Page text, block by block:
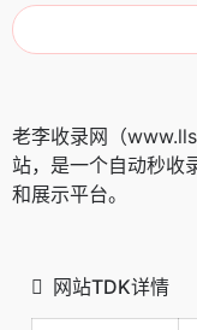
老李收录网（
站，是一个自动秒收
和展示平台。
网站TDK详情